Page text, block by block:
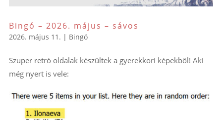
Bingó – 2026. május – sávos
2026. május 11. | Bingó
Szuper retró oldalak készültek a gyerekkori képekből! Aki
még nyert is vele: